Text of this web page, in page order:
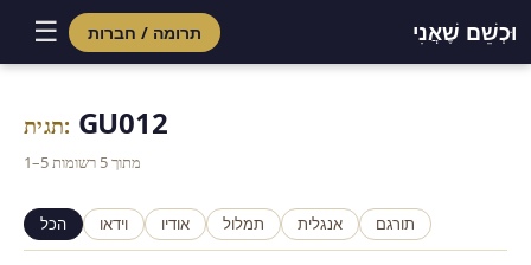
וּכְשֵׁם שֶׁאֲנִי תרומה / חברות ☰
contentתגית: GU012
1–5 מתוך 5 רשומות
הכל וידאו אודיו תמלול אנגלית תורגם